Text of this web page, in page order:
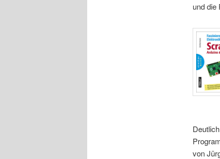
und die
von